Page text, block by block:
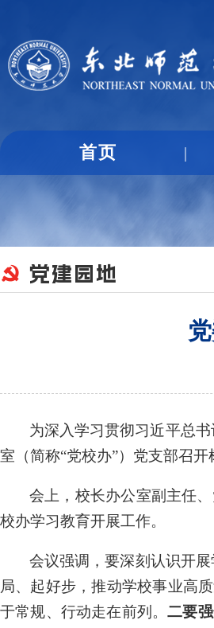
首页 |
 党建园地
为深入学习贯彻习近平总
室（简称“党校办”） 党支部召开
会上， 校长办公室副主任
校办学习教育开展工作。
会议强调 ，要深刻认识开
局、起好步，推动学校事业高
于常规、行动走在前列。二要